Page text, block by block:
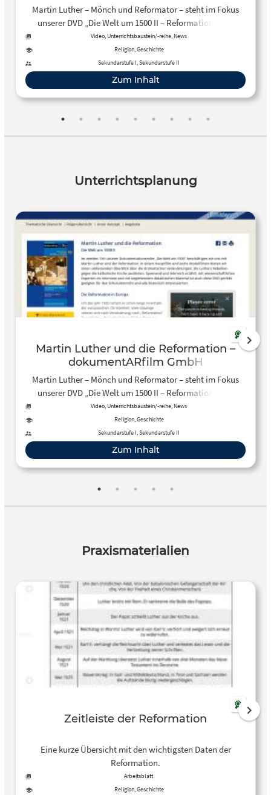
Martin Luther – Mönch und Reformator – steht im Fokus
unserer DVD „Die Welt um 1500 II – Reformation“. Der
Hauptfilm thematisiert die Ausbreitung der Reformation in
Europa, die Filmmodule zeigen ihre Auswirkungen im
Heiligen Römischen Reich. 109 Min. inkl. didaktischem
Begleitmaterial.
Video, Unterrichtsbaustein/-reihe, News
Religion, Geschichte
Sekundarstufe I, Sekundarstufe II
Zum Inhalt
Unterrichtsplanung
Martin Luther und die Reformation –
dokumentARfilm GmbH
Martin Luther – Mönch und Reformator – steht im Fokus
unserer DVD „Die Welt um 1500 II – Reformation“. Der
Hauptfilm thematisiert die Ausbreitung der Reformation in
Europa, die Filmmodule zeigen ihre Auswirkungen im
Heiligen Römischen Reich. 109 Min. inkl. didaktischem
Begleitmaterial.
Video, Unterrichtsbaustein/-reihe, News
Religion, Geschichte
Sekundarstufe I, Sekundarstufe II
Zum Inhalt
Praxismaterialien
Zeitleiste der Reformation
Eine kurze Übersicht mit den wichtigsten Daten der
Reformation.
Arbeitsblatt
Religion, Geschichte